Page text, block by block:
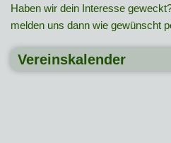
Haben wir dein Interesse
melden uns dann wie gewünscht
Vereinskalender